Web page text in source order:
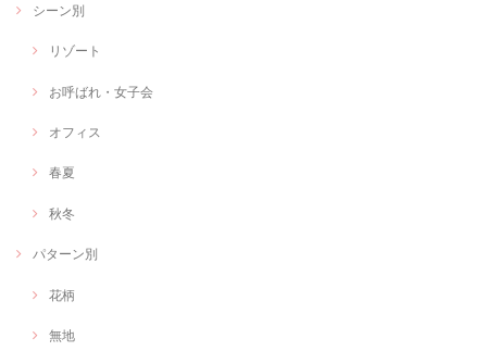
シーン別
リゾート
お呼ばれ・女子会
オフィス
春夏
秋冬
パターン別
花柄
無地